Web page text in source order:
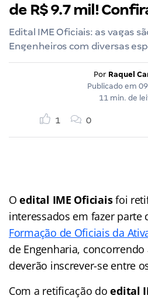
de R$ 9.7 mil!
Edital IME Oficiais: as vagas
Engenheiros com diversas
Por Raquel
Publicado em
11 min. de
1 0
Oedital IME Oficiaisfoi
interessados em fazer parte
Formação de Oficiais da
de Engenharia, concorrendo
deverão inscrever-se entre
Com a retificação doedital